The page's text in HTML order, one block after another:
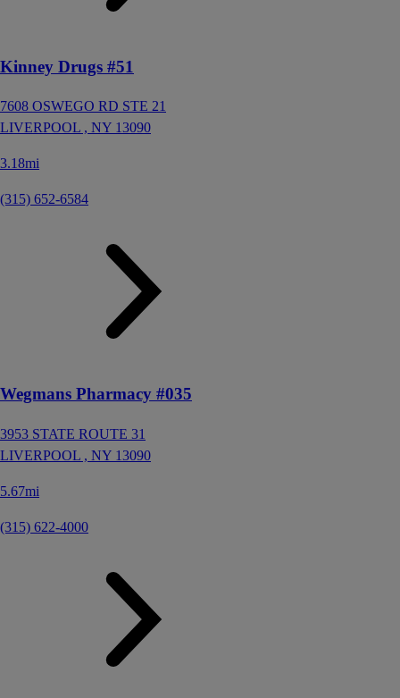
Kinney Drugs #51
7608 OSWEGO RD STE 21
LIVERPOOL , NY 13090
3.18mi
(315) 652-6584
Wegmans Pharmacy #035
3953 STATE ROUTE 31
LIVERPOOL , NY 13090
5.67mi
(315) 622-4000